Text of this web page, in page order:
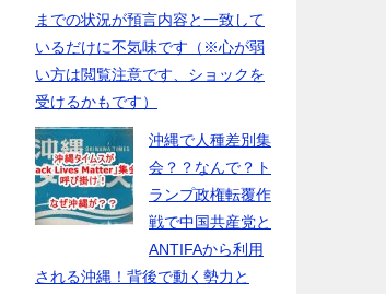
までの状況が預言内容と一致して
いるだけに不気味です（※心が弱
い方は閲覧注意です、ショックを
受けるかもです）
沖縄で人種差別集
会？？なんで？ト
ランプ政権転覆作
戦で中国共産党と
ANTIFAから利用
される沖縄！背後で動く勢力と